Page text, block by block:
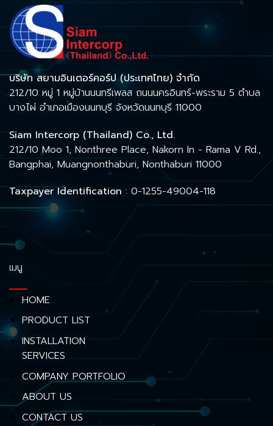
บริษัท สยามอินเตอร์คอร์ป (ประเทศไทย) จำกัด
212/10 หมู่ 1 หมู่บ้านนนทรีเพลส ถนนนครอินทร์-พระราม 5 ตำบล
บางไผ่ อำเภอเมืองนนทบุรี จังหวัดนนทบุรี 11000
Siam Intercorp (Thailand) Co., Ltd.
212/10 Moo 1, Nonthree Place, Nakorn In - Rama V Rd.,
Bangphai, Muangnonthaburi, Nonthaburi 11000
Taxpayer Identification : 0-1255-49004-118
เมนู
HOME
PRODUCT LIST
INSTALLATION
SERVICES
COMPANY PORTFOLIO
ABOUT US
CONTACT US